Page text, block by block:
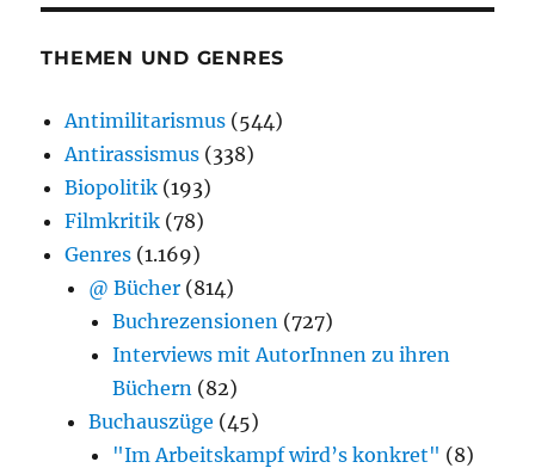
THEMEN UND GENRES
Antimilitarismus (544)
Antirassismus (338)
Biopolitik (193)
Filmkritik (78)
Genres (1.169)
@ Bücher (814)
Buchrezensionen (727)
Interviews mit AutorInnen zu ihren
Büchern (82)
Buchauszüge (45)
"Im Arbeitskampf wird’s konkret" (8)